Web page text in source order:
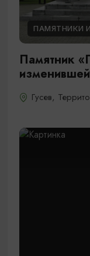
ПАМЯТНИКИ
Памятник
Гусев,